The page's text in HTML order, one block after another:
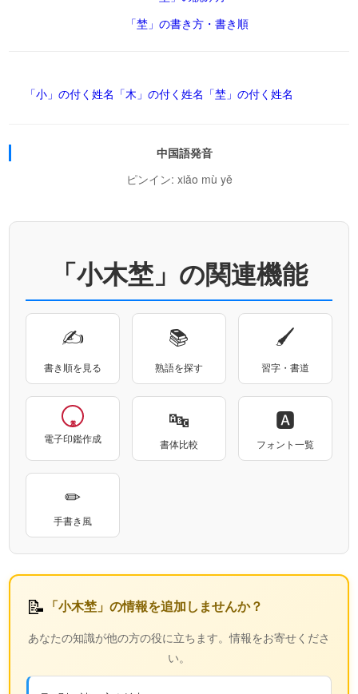
「埜」の書き方・書き順
「小」の付く姓名 「木」の付く姓名 「埜」の付く姓名
中国語発音
ピンイン: xiǎo mù yě
「小木埜」の関連機能
✍
書き順を見る
📚
熟語を探す
🖌
習字・書道
電子印鑑作成
🔤
書体比較
🅰
フォント一覧
✏
手書き風
📝 「小木埜」の情報を追加しませんか？
あなたの知識が他の方の役に立ちます。情報をお寄せくださ
い。